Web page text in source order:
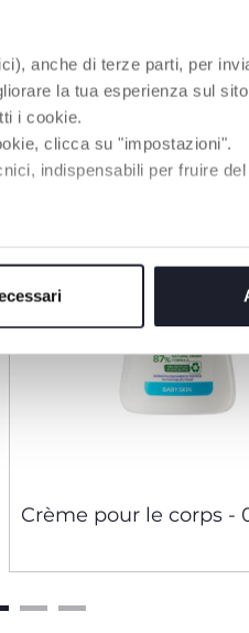
anche di terze parti, per
la tua esperienza sul
i cookie.
clicca su "impostazioni".
indispensabili per fruire
Crème pour le corps -